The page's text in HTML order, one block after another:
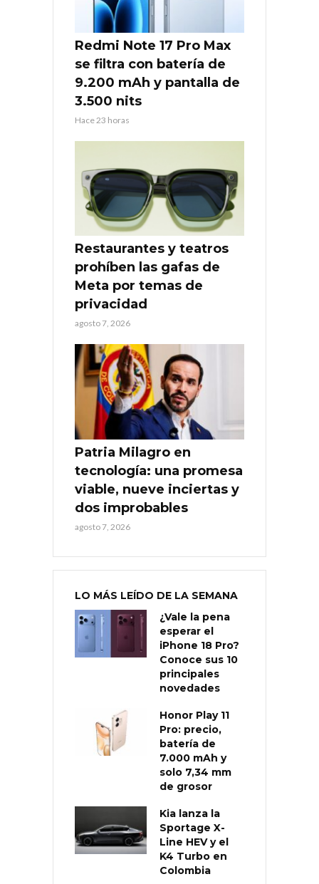
Redmi Note 17 Pro Max
se filtra con batería de
9.200 mAh y pantalla de
3.500 nits
Hace 23 horas
Restaurantes y teatros
prohíben las gafas de
Meta por temas de
privacidad
agosto 7, 2026
Patria Milagro en
tecnología: una promesa
viable, nueve inciertas y
dos improbables
agosto 7, 2026
LO MÁS LEÍDO DE LA SEMANA
¿Vale la pena
esperar el
iPhone 18 Pro?
Conoce sus 10
principales
novedades
Honor Play 11
Pro: precio,
batería de
7.000 mAh y
solo 7,34 mm
de grosor
Kia lanza la
Sportage X-
Line HEV y el
K4 Turbo en
Colombia